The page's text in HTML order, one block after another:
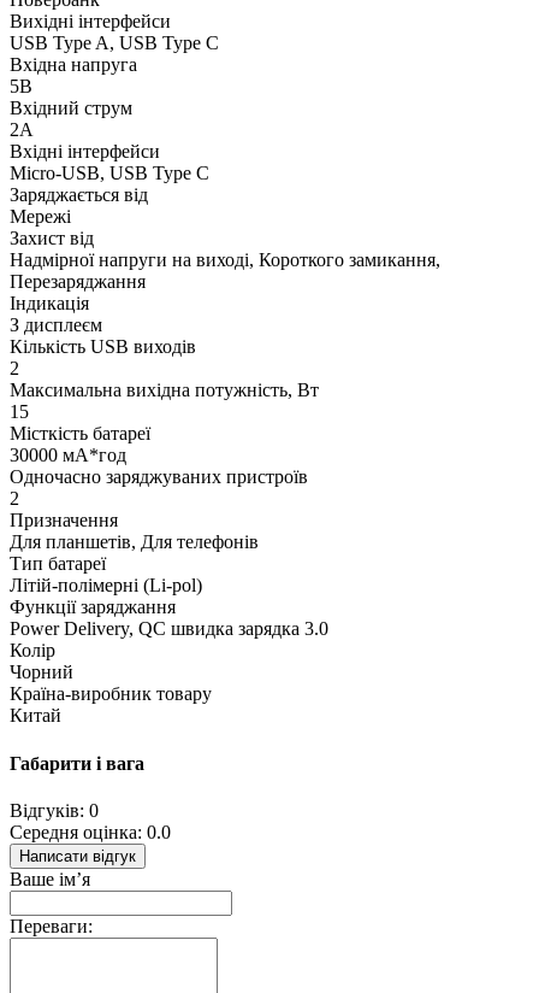
Вихідні інтерфейси
USB Type A, USB Type C
Вхідна напруга
5В
Вхідний струм
2А
Вхідні інтерфейси
Micro-USB, USB Type C
Заряджається від
Мережі
Захист від
Надмірної напруги на виході, Короткого замикання,
Перезаряджання
Індикація
З дисплеєм
Кількість USB виходів
2
Максимальна вихідна потужність, Вт
15
Місткість батареї
30000 мА*год
Одночасно заряджуваних пристроїв
2
Призначення
Для планшетів, Для телефонів
Тип батареї
Літій-полімерні (Li-pol)
Функції заряджання
Power Delivery, QC швидка зарядка 3.0
Колір
Чорний
Країна-виробник товару
Китай
Габарити і вага
Відгуків: 0
Середня оцінка: 0.0
Написати відгук
Ваше ім’я
Переваги: